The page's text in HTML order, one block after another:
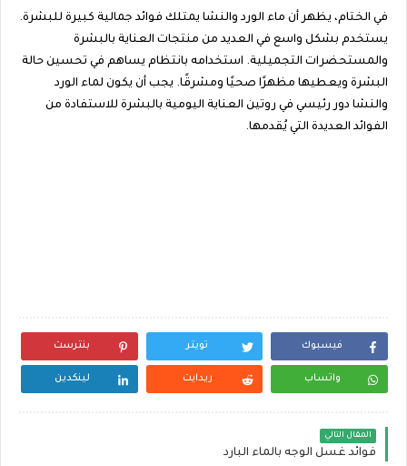
في الختام، يظهر أن ماء الورد والنشا يمتلك فوائد جمالية كبيرة للبشرة.
يستخدم بشكل واسع في العديد من منتجات العناية بالبشرة
والمستحضرات التجميلية. استخدامه بانتظام يساهم في تحسين حالة
البشرة ويعطيها مظهرًا صحيًا ومشرقًا. يجب أن يكون لماء الورد
والنشا دور رئيسي في روتين العناية اليومية بالبشرة للاستفادة من
الفوائد العديدة التي يُقدمها.
فيسبوك تويتر بنترست
واتساب ريدايت لينكدين
المقال التالي
فوائد غسل الوجه بالماء البارد